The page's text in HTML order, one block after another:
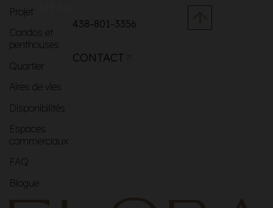
Projet
Condos et
penthouses
Quartier
Aires de vies
Disponibilités
Espaces
commerciaux
FAQ
Blogue
438-801-3356
CONTACT